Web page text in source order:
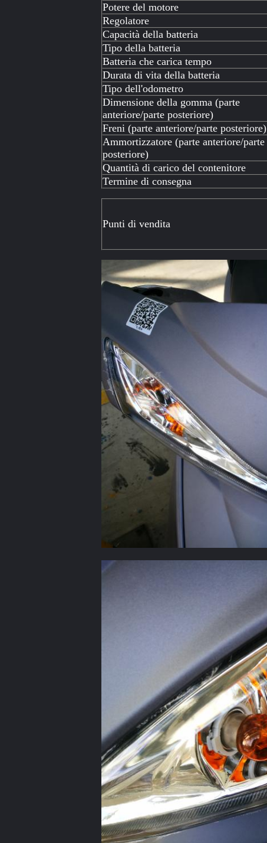
Potere del motore
Regolatore
Capacità della batteria
Tipo della batteria
Batteria che carica tempo
Durata di vita della batteria
Tipo dell'odometro
Dimensione della gomma (parte
anteriore/parte posteriore)
Freni (parte anteriore/parte posteriore)
Ammortizzatore (parte anteriore/parte
posteriore)
Quantità di carico del contenitore
Termine di consegna
Punti di vendita